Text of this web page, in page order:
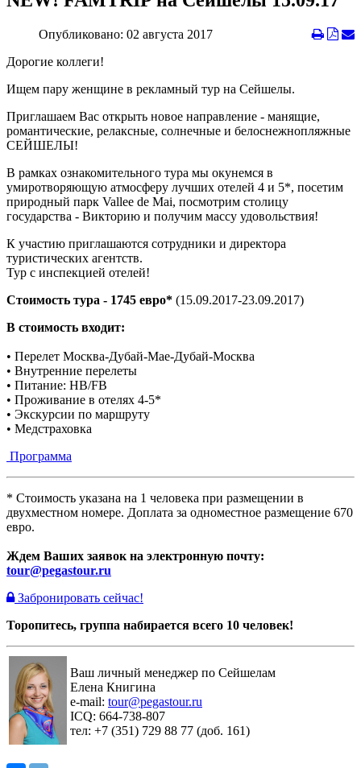
Опубликовано: 02 августа 2017
Дорогие коллеги!
Ищем пару женщине в рекламный тур на Сейшелы.
Приглашаем Вас открыть новое направление - манящие,
романтические, релаксные, солнечные и белоснежнопляжные
СЕЙШЕЛЫ!
В рамках ознакомительного тура мы окунемся в
умиротворяющую атмосферу лучших отелей 4 и 5*, посетим
природный парк Vallee de Mai, посмотрим столицу
государства - Викторию и получим массу удовольствия!
К участию приглашаются сотрудники и директора
туристических агентств.
Тур с инспекцией отелей!
Стоимость тура - 1745 евро* (15.09.2017-23.09.2017)
В стоимость входит:
• Перелет Москва-Дубай-Мае-Дубай-Москва
• Внутренние перелеты
• Питание: HB/FB
• Проживание в отелях 4-5*
• Экскурсии по маршруту
• Медстраховка
Программа
* Стоимость указана на 1 человека при размещении в
двухместном номере. Доплата за одноместное размещение 670
евро.
Ждем Ваших заявок на электронную почту:
tour@pegastour.ru
Забронировать сейчас!
Торопитесь, группа набирается всего 10 человек!
Ваш личный менеджер по Сейшелам
Елена Книгина
e-mail: tour@pegastour.ru
ICQ: 664-738-807
тел: +7 (351) 729 88 77 (доб. 161)